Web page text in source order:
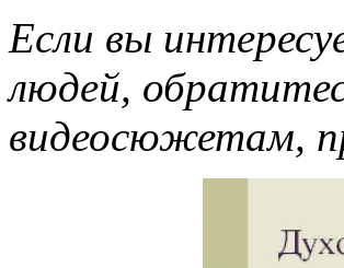
Если вы
людей,
видеосюжетам,